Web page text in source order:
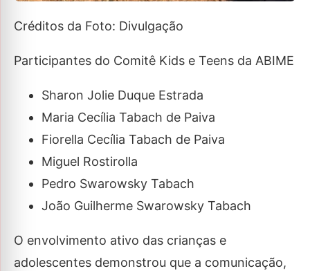
Créditos da Foto: Divulgação
Participantes do Comitê Kids e Teens da ABIME
Sharon Jolie Duque Estrada
Maria Cecília Tabach de Paiva
Fiorella Cecília Tabach de Paiva
Miguel Rostirolla
Pedro Swarowsky Tabach
João Guilherme Swarowsky Tabach
O envolvimento ativo das crianças e
adolescentes demonstrou que a comunicação,